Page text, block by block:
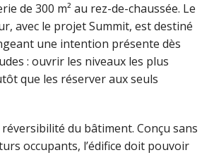
de 300 m² au rez-de-chaussée. Le
avec le projet Summit, est destiné
une intention présente dès
: ouvrir les niveaux les plus
que les réserver aux seuls
du bâtiment. Conçu sans
occupants, l’édifice doit pouvoir